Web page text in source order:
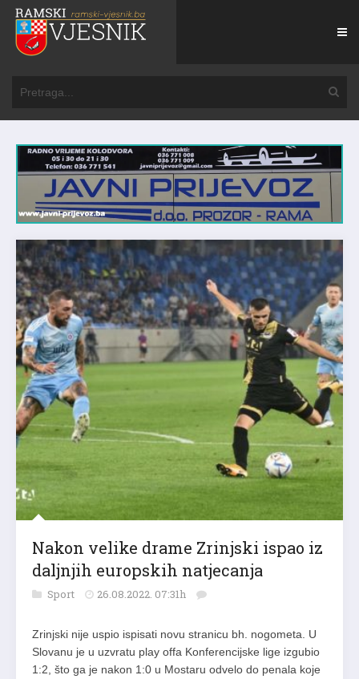
Nakon velike drame Zrinjski ispao iz
daljnjih europskih natjecanja
Sport 26.08.2022. 07:31h
Zrinjski nije uspio ispisati novu stranicu bh. nogometa. U
Slovanu je u uzvratu play offa Konferencijske lige izgubio
1:2, što ga je nakon 1:0 u Mostaru odvelo do penala koje